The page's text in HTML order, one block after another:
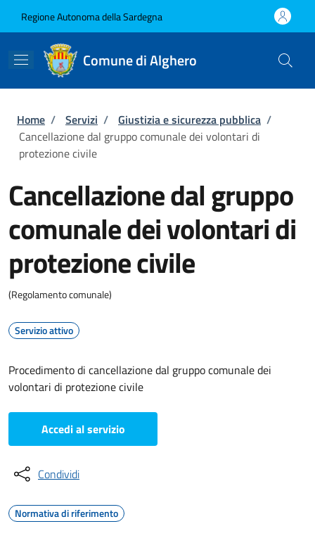
Regione Autonoma della Sardegna
Comune di Alghero
Briciole di pane
Home / Servizi / Giustizia e sicurezza pubblica /
Cancellazione dal gruppo comunale dei volontari di
protezione civile
Cancellazione dal gruppo
comunale dei volontari di
protezione civile
(Regolamento comunale)
Servizio attivo
Procedimento di cancellazione dal gruppo comunale dei
volontari di protezione civile
Accedi al servizio
Condividi
Normativa di riferimento